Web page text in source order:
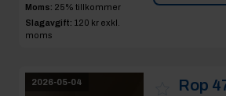
moms
Ockelbo